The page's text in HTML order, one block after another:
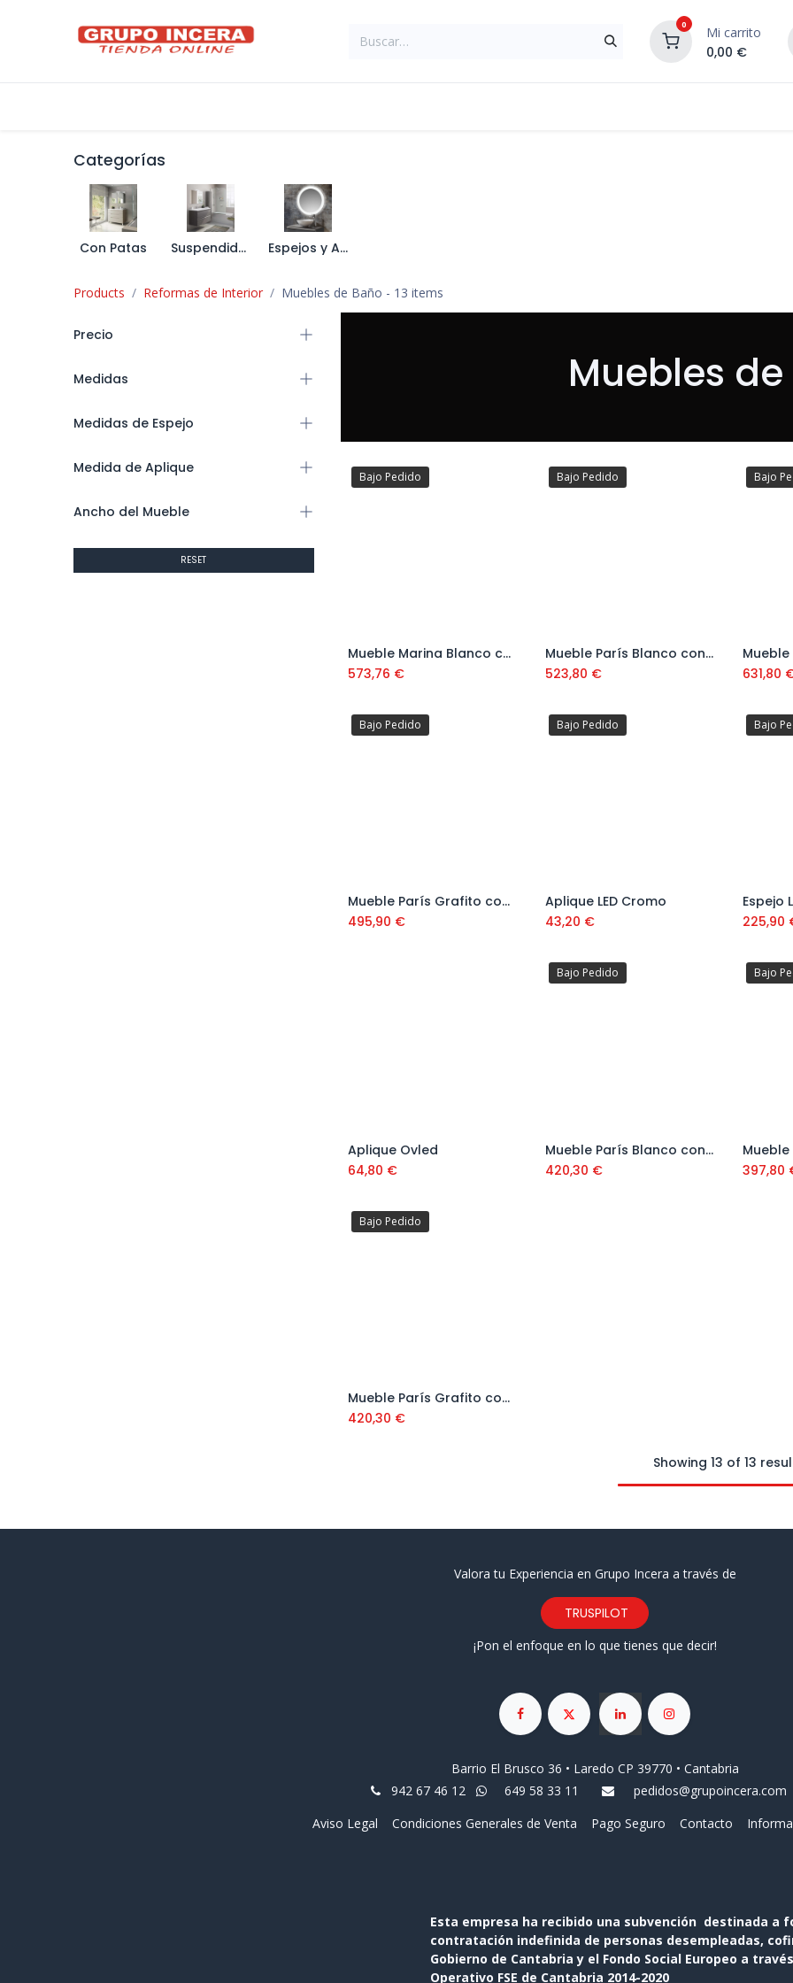
0 Mi carrito
0,00 €
Categorías
Con Patas Suspendidos Espejos y Apliques
Products Reformas de Interior Muebles de Baño - 13 items
Precio
Medidas
Medidas de Espejo
Medida de Aplique
Ancho del Mueble
RESET
Muebles
Bajo Pedido
Mueble Marina Blanco con 3 Cajones nº 70 con Patas y Lavabo 80 CM
573,76 €
Bajo Pedido
Añadir al carrito
Mueble París Blanco con 3 Cajones Nº 63 con Patas y Lavabo
523,80 €
Bajo
631,80
Bajo Pedido
Añadir al carrito
Mueble París Grafito con 3 Cajones Nº 51 con Patas y Lavabo
495,90 €
Bajo Pedido
Añadir al carrito
Aplique LED Cromo
43,20 €
Bajo
Espejo
225,90
Aplique Ovled
64,80 €
Bajo Pedido
Añadir al carrito
Mueble París Blanco con 2 Cajones Nº 63 con Lavabo Plus
420,30 €
Bajo
397,80
Bajo Pedido
Añadir al carrito
Mueble París Grafito con 2 Cajones Nº 51 con Lavabo
420,30 €
Showing 13 of 13
Valora tu Experiencia en Grupo Incera a través de
TRUSPILOT
¡Pon el enfoque en lo que tienes que decir!
Barrio El Brusco 36 • Laredo CP 39770 • Cantabria
942 67 46 12
649 58 33 11
pedidos@grupoincera.com
Aviso Legal
Condiciones Generales de Venta Pago Seguro Contacto
Esta empresa ha recibido una subvención destinada a
contratación indefinida de personas desempleadas,
Gobierno de Cantabria y el Fondo Social Europeo a
Operativo FSE de Cantabria 2014-2020